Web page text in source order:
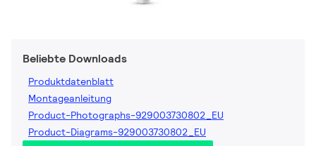
Beliebte Downloads
Produktdatenblatt
Montageanleitung
Product-Photographs-929003730802_EU
Product-Diagrams-929003730802_EU